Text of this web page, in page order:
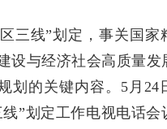
三线”划定，事关国家
设与经济社会高质量发
划的关键内容。5月24
线”划定工作电视电话会